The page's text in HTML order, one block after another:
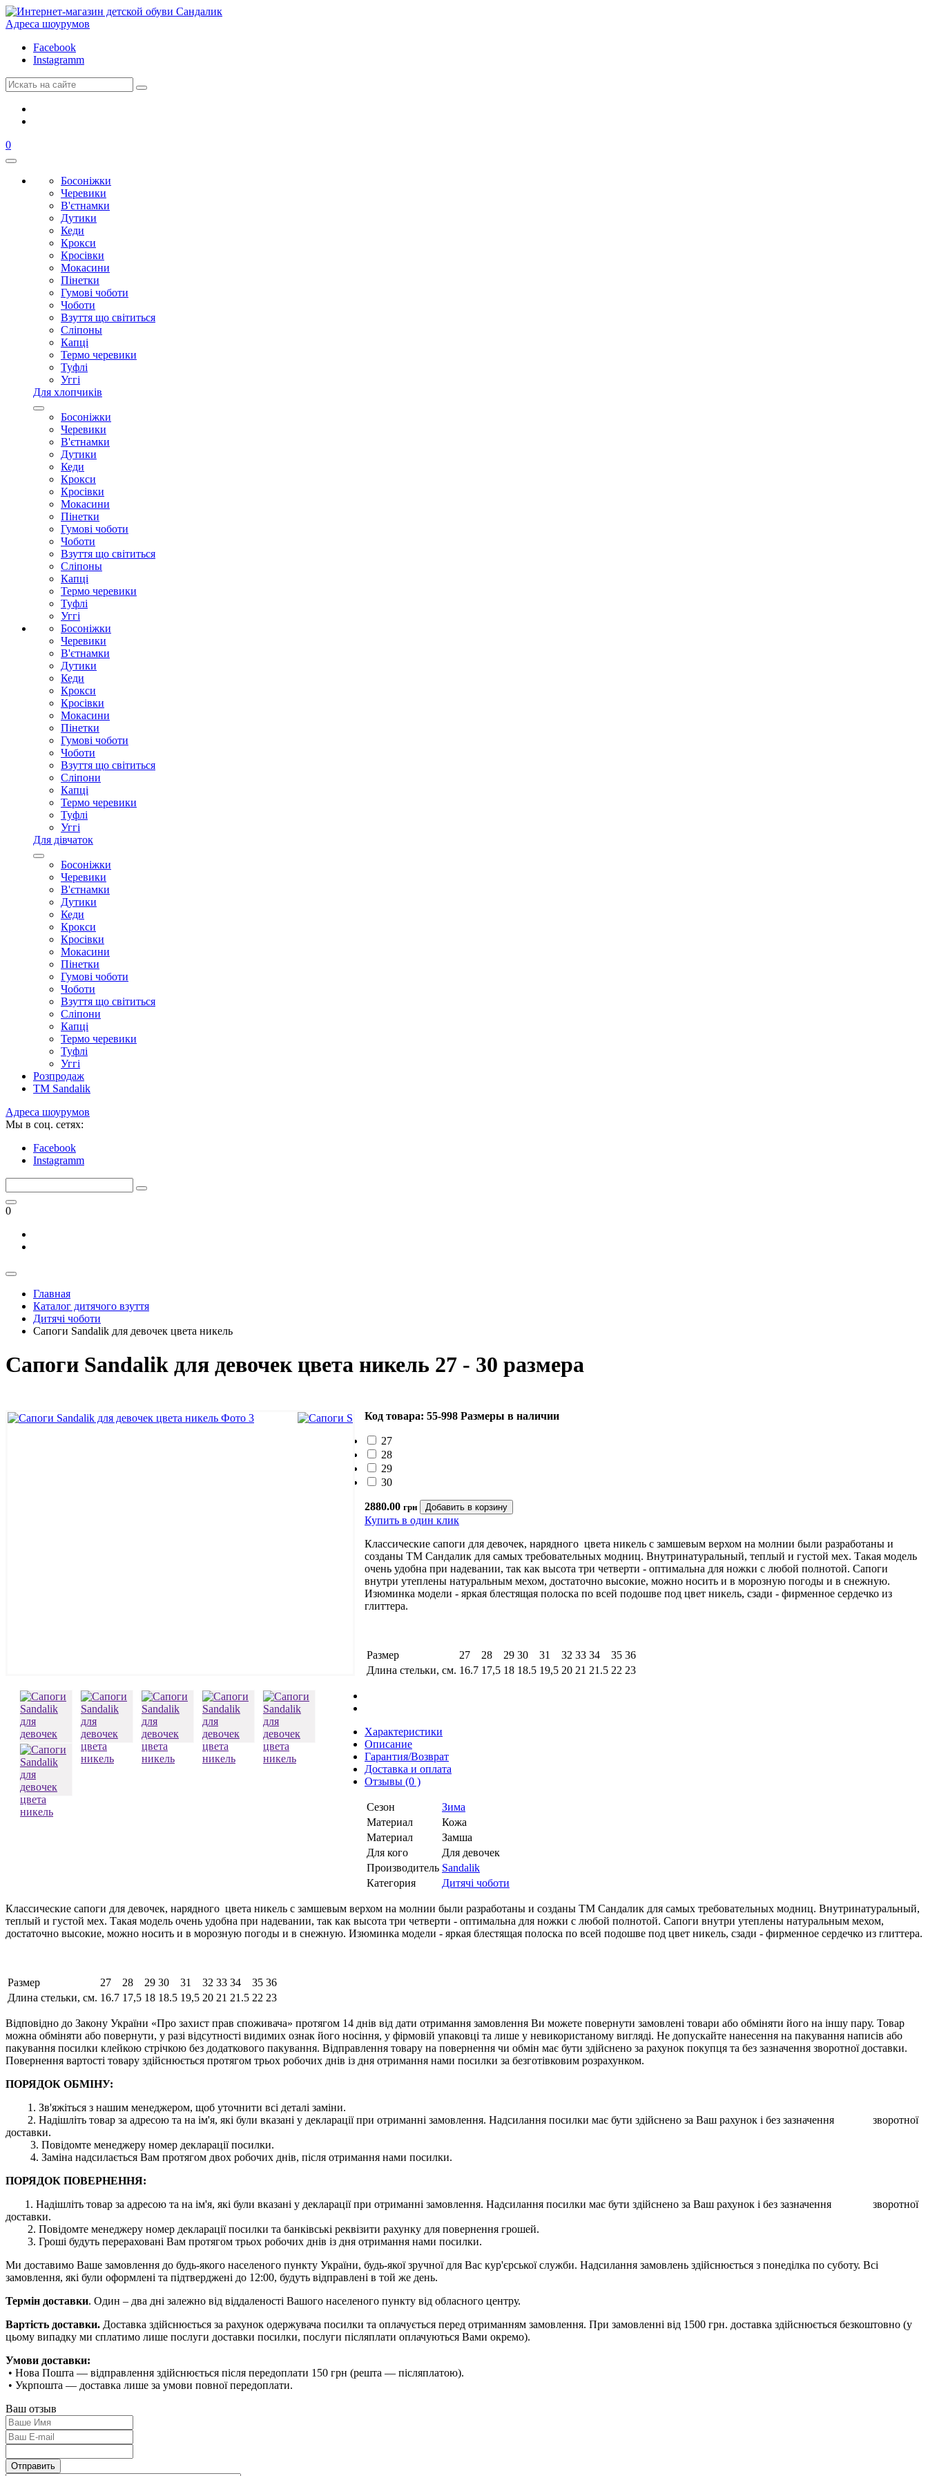
Адреса шоурумов
Facebook
Instagramm
0
Босоніжки
Черевики
В'єтнамки
Дутики
Кеди
Крокси
Кросівки
Мокасини
Пінетки
Гумові чоботи
Чоботи
Взуття що світиться
Сліпоны
Капці
Термо черевики
Туфлі
Уггі
Для хлопчиків
Босоніжки
Черевики
В'єтнамки
Дутики
Кеди
Крокси
Кросівки
Мокасини
Пінетки
Гумові чоботи
Чоботи
Взуття що світиться
Сліпоны
Капці
Термо черевики
Туфлі
Уггі
Босоніжки
Черевики
В'єтнамки
Дутики
Кеди
Крокси
Кросівки
Мокасини
Пінетки
Гумові чоботи
Чоботи
Взуття що світиться
Сліпони
Капці
Термо черевики
Туфлі
Уггі
Для дівчаток
Босоніжки
Черевики
В'єтнамки
Дутики
Кеди
Крокси
Кросівки
Мокасини
Пінетки
Гумові чоботи
Чоботи
Взуття що світиться
Сліпони
Капці
Термо черевики
Туфлі
Уггі
Розпродаж
TM Sandalik
Адреса шоурумов
Мы в соц. сетях:
Facebook
Instagramm
0
Главная
Каталог дитячого взуття
Дитячі чоботи
Сапоги Sandalik для девочек цвета никель
Сапоги Sandalik для девочек цвета никель 27 - 30 размера
Код товара: 55-998 Размеры в наличии
27
28
29
30
2880.00 грн
Купить в один клик
Классические сапоги для девочек, нарядного цвета никель с замшевым верхом на молнии были разработаны и
созданы ТМ Сандалик для самых требовательных модниц. Внутринатуральный, теплый и густой мех. Такая модель
очень удобна при надевании, так как высота три четверти - оптимальна для ножки с любой полнотой. Сапоги
внутри утеплены натуральным мехом, достаточно высокие, можно носить и в морозную погоды и в снежную.
Изюминка модели - яркая блестящая полоска по всей подошве под цвет никель, сзади - фирменное сердечко из
глиттера.
Размер 27 28 29 30 31 32 33 34 35 36
Длина стельки, см. 16.7 17,5 18 18.5 19,5 20 21 21.5 22 23
Характеристики
Описание
Гарантия/Возврат
Доставка и оплата
Отзывы (0 )
Сезон
Зима
Материал
Кожа
Материал
Замша
Для кого
Для девочек
Производитель Sandalik
Категория
Дитячі чоботи
Классические сапоги для девочек, нарядного цвета никель с замшевым верхом на молнии были разработаны и созданы ТМ Сандалик для самых требовательных модниц. Внутринатуральный,
теплый и густой мех. Такая модель очень удобна при надевании, так как высота три четверти - оптимальна для ножки с любой полнотой. Сапоги внутри утеплены натуральным мехом,
достаточно высокие, можно носить и в морозную погоды и в снежную. Изюминка модели - яркая блестящая полоска по всей подошве под цвет никель, сзади - фирменное сердечко из глиттера.
Размер 27 28 29 30 31 32 33 34 35 36
Длина стельки, см. 16.7 17,5 18 18.5 19,5 20 21 21.5 22 23
Відповідно до Закону України «Про захист прав споживача» протягом 14 днів від дати отримання замовлення Ви можете повернути замовлені товари або обміняти його на іншу пару. Товар
можна обміняти або повернути, у разі відсутності видимих ​​ознак його носіння, у фірмовій упаковці та лише у невикористаному вигляді. Не допускайте нанесення на пакування написів або
пакування посилки клейкою стрічкою без додаткового пакування. Відправлення товару на повернення чи обмін має бути здійснено за рахунок покупця та без зазначення зворотної доставки.
Повернення вартості товару здійснюється протягом трьох робочих днів із дня отримання нами посилки за безготівковим розрахунком.
ПОРЯДОК ОБМІНУ:
1. Зв'яжіться з нашим менеджером, щоб уточнити всі деталі заміни.
2. Надішліть товар за адресою та на ім'я, які були вказані у декларації при отриманні замовлення. Надсилання посилки має бути здійснено за Ваш рахунок і без зазначення зворотної
доставки.
3. Повідомте менеджеру номер декларації посилки.
4. Заміна надсилається Вам протягом двох робочих днів, після отримання нами посилки.
ПОРЯДОК ПОВЕРНЕННЯ:
1. Надішліть товар за адресою та на ім'я, які були вказані у декларації при отриманні замовлення. Надсилання посилки має бути здійснено за Ваш рахунок і без зазначення зворотної
доставки.
2. Повідомте менеджеру номер декларації посилки та банківські реквізити рахунку для повернення грошей.
3. Гроші будуть перераховані Вам протягом трьох робочих днів із дня отримання нами посилки.
Ми доставимо Ваше замовлення до будь-якого населеного пункту України, будь-якої зручної для Вас кур'єрської служби. Надсилання замовлень здійснюється з понеділка по суботу. Всі
замовлення, які були оформлені та підтверджені до 12:00, будуть відправлені в той же день.
Термін доставки. Один – два дні залежно від віддаленості Вашого населеного пункту від обласного центру.
Вартість доставки. Доставка здійснюється за рахунок одержувача посилки та оплачується перед отриманням замовлення. При замовленні від 1500 грн. доставка здійснюється безкоштовно (у
цьому випадку ми сплатимо лише послуги доставки посилки, послуги післяплати оплачуються Вами окремо).
Умови доставки:
• Нова Пошта — відправлення здійснюється після передоплати 150 грн (решта — післяплатою).
• Укрпошта — доставка лише за умови повної передоплати.
Ваш отзыв